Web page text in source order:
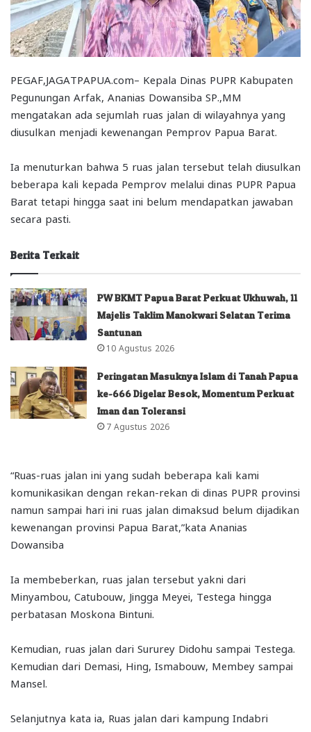
PEGAF,JAGATPAPUA.com– Kepala Dinas PUPR Kabupaten
Pegunungan Arfak, Ananias Dowansiba SP.,MM
mengatakan ada sejumlah ruas jalan di wilayahnya yang
diusulkan menjadi kewenangan Pemprov Papua Barat.
Ia menuturkan bahwa 5 ruas jalan tersebut telah diusulkan
beberapa kali kepada Pemprov melalui dinas PUPR Papua
Barat tetapi hingga saat ini belum mendapatkan jawaban
secara pasti.
Berita Terkait
PW BKMT Papua Barat Perkuat Ukhuwah, 11
Majelis Taklim Manokwari Selatan Terima
Santunan
10 Agustus 2026
Peringatan Masuknya Islam di Tanah Papua
ke-666 Digelar Besok, Momentum Perkuat
Iman dan Toleransi
7 Agustus 2026
“Ruas-ruas jalan ini yang sudah beberapa kali kami
komunikasikan dengan rekan-rekan di dinas PUPR provinsi
namun sampai hari ini ruas jalan dimaksud belum dijadikan
kewenangan provinsi Papua Barat,”kata Ananias
Dowansiba
Ia membeberkan, ruas jalan tersebut yakni dari
Minyambou, Catubouw, Jingga Meyei, Testega hingga
perbatasan Moskona Bintuni.
Kemudian, ruas jalan dari Sururey Didohu sampai Testega.
Kemudian dari Demasi, Hing, Ismabouw, Membey sampai
Mansel.
Selanjutnya kata ia, Ruas jalan dari kampung Indabri